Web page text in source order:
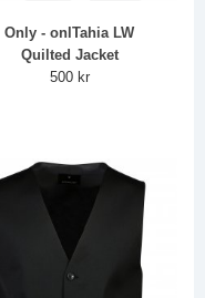
Only - onlTahia LW
Quilted Jacket
500 kr